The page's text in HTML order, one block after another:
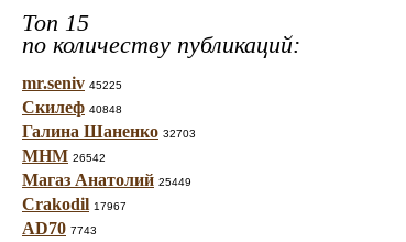
Топ 15
по количеству публикаций:
mr.seniv 45225
Скилеф 40848
Галина Шаненко 32703
МНМ 26542
Магаз Анатолий 25449
Crakodil 17967
AD70 7743